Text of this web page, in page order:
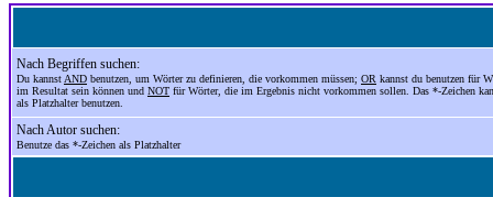
Nach Begriffen suchen:
Du kannst AND benutzen, um Wörter zu definieren, die vorkommen müssen; OR kannst du benutzen für
im Resultat sein können und NOT für Wörter, die im Ergebnis nicht vorkommen sollen. Das *-Zeichen
als Platzhalter benutzen.
Nach Autor suchen:
Benutze das *-Zeichen als Platzhalter